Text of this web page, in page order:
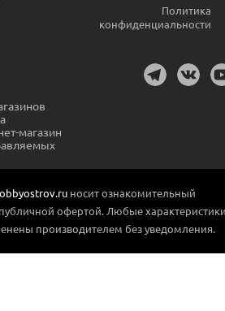
Политика
конфиденциальности
магазин
носит ознакомительный
офертой. Любые
производителем без уведомления.